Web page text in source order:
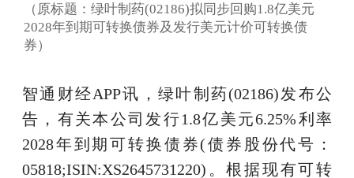
（原标题：绿叶制药(02186)拟同步回购1.8亿美元
2028年到期可转换债券及发行美元计价可转换债
券）
智通财经APP讯，绿叶制药(02186)发布公
告，有关本公司发行1.8亿美元6.25%利率
2028年到期可转换债券(债券股份代号：
05818;ISIN:XS2645731220)。根据现有可转